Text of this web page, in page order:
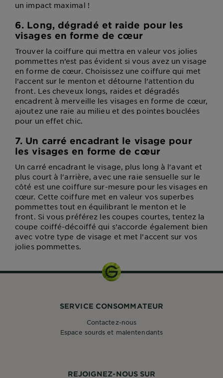
un impact maximal !
6. Long, dégradé et raide pour les
visages en forme de cœur
Trouver la coiffure qui mettra en valeur vos jolies
pommettes n’est pas évident si vous avez un visage
en forme de cœur. Choisissez une coiffure qui met
l’accent sur le menton et détourne l’attention du
front. Les cheveux longs, raides et dégradés
encadrent à merveille les visages en forme de cœur,
ajoutez une raie au milieu et des pointes bouclées
pour un effet chic.
7. Un carré encadrant le visage pour
les visages en forme de cœur
Un carré encadrant le visage, plus long à l'avant et
plus court à l'arrière, avec une raie sensuelle sur le
côté est une coiffure sur-mesure pour les visages en
cœur. Cette coiffure met en valeur vos superbes
pommettes tout en équilibrant le menton et le
front. Si vous préférez les coupes courtes, tentez la
coupe coiffé-décoiffé qui s’accorde également bien
avec votre type de visage et met l’accent sur vos
jolies pommettes.
REJOIGNEZ-NOUS SUR
SERVICE CONSOMMATEUR
Contactez-nous
Espace sourds et malentendants